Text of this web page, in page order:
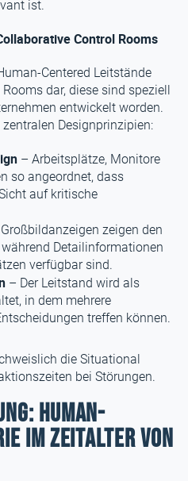
ist.
Control Rooms
Centered Leitstände
dar, diese sind speziell
entwickelt worden.
Designprinzipien:
– Arbeitsplätze, Monitore
so angeordnet, dass
auf kritische
zeigen den
Detailinformationen
verfügbar sind.
– Der Leitstand wird als
in dem mehrere
treffen können.
die Situational
bei Störungen.
Human-
im Zeitalter von